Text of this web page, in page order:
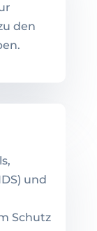
den
und
Schutz